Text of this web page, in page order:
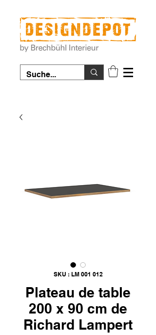
SKU : LM 001 012
Plateau de table
200 x 90 cm de
Richard Lampert